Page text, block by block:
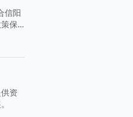
信阳
保
资